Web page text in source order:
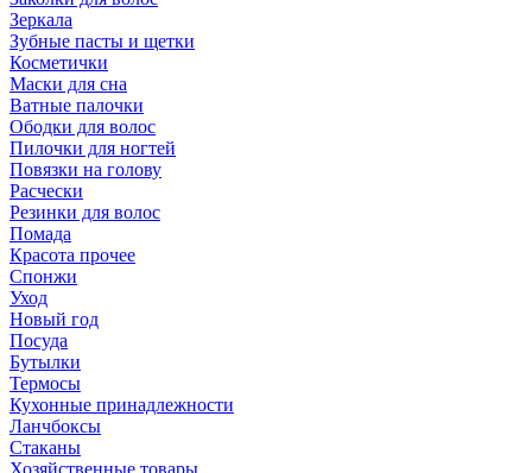
Зеркала
Зубные пасты и щетки
Косметички
Маски для сна
Ватные палочки
Ободки для волос
Пилочки для ногтей
Повязки на голову
Расчески
Резинки для волос
Помада
Красота прочее
Спонжи
Уход
Новый год
Посуда
Бутылки
Термосы
Кухонные принадлежности
Ланчбоксы
Стаканы
Хозяйственные товары